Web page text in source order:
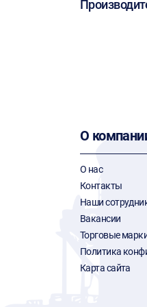
О
О нас
Контакты
Наши
Вакансии
Торговые
Политика
Карта сайта